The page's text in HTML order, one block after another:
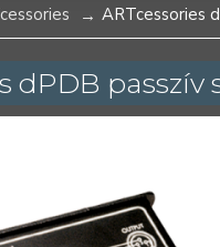
ARTcessories
dPDB passzív